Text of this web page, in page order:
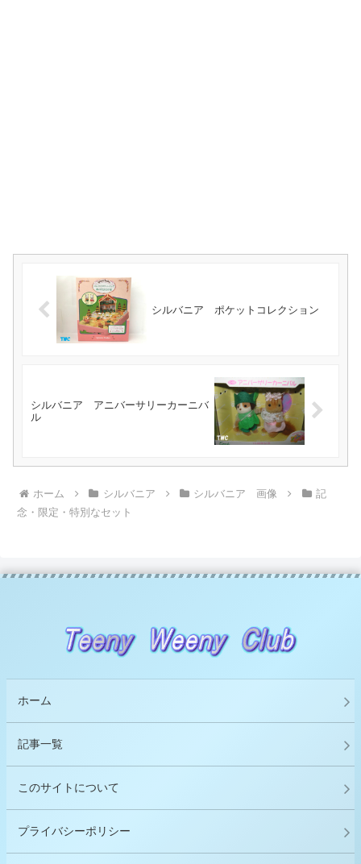
シルバニア ポケットコレクション
シルバニア アニバーサリーカーニバ
ル
ホーム シルバニア シルバニア 画像
記
念・限定・特別なセット
ホーム
記事一覧
このサイトについて
プライバシーポリシー